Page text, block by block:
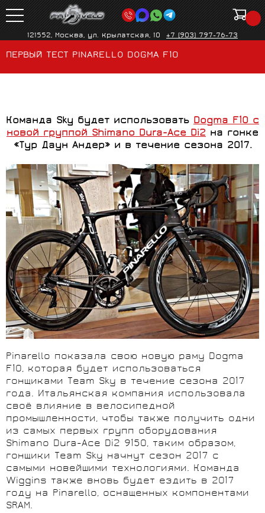
121552, Москва, ул. Крылатская, 10 +7 (903) 797-76-73
ПЕРВЫЙ ТЕСТ PINARELLO DOGMA F10
Команда Sky будет использовать Dogma F10 с
новой группой Shimano Dura-Ace Di2 на гонке
«Тур Даун Андер» и в течение сезона 2017.
Pinarello показала свою новую раму Dogma
F10, которая будет использоваться
гонщиками Team Sky в течение сезона 2017
года. Итальянская компания использовала
своё влияние в велосипедной
промышленности, чтобы также получить одни
из самых первых групп оборудования
Shimano Dura-Ace Di2 9150, таким образом,
гонщики Team Sky начнут сезон 2017 с
самыми новейшими технологиями. Команда
Wiggins также вновь будет ездить в 2017
году на Pinarello, оснащенных компонентами
SRAM.